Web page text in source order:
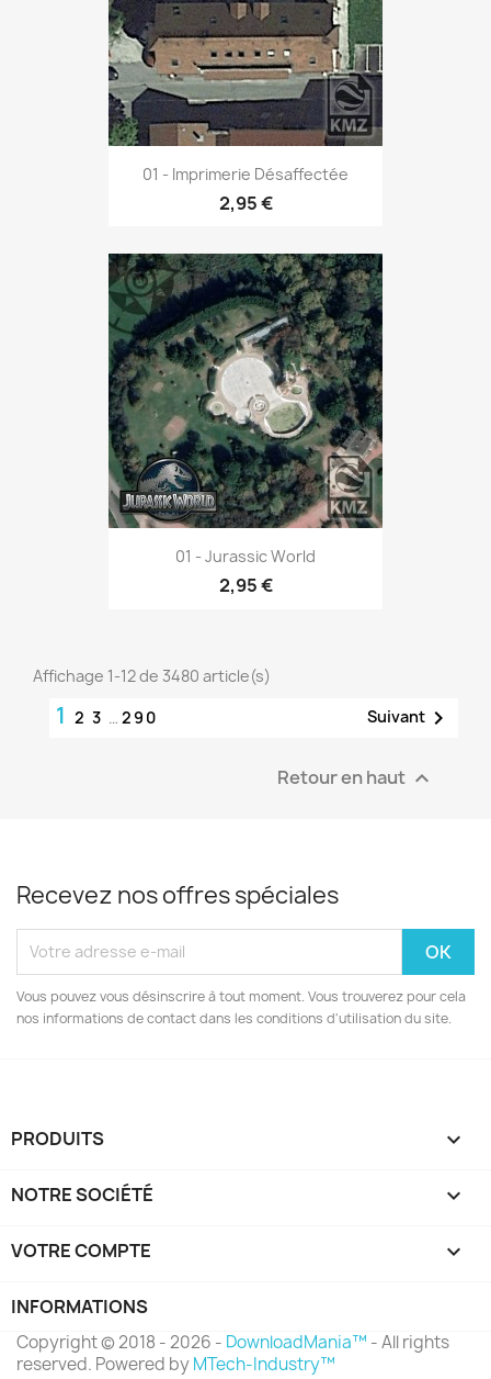
01 - Imprimerie Désaffectée
2,95 €
01 - Jurassic World
2,95 €
Affichage 1-12 de 3480 article(s)
1 2 3 … 290 Suivant 
Retour en haut 
Recevez nos offres spéciales
Vous pouvez vous désinscrire à tout moment. Vous trouverez pour cela
nos informations de contact dans les conditions d'utilisation du site.
PRODUITS 
NOTRE SOCIÉTÉ 
VOTRE COMPTE 
INFORMATIONS
Copyright © 2018 - 2026 - DownloadMania™ - All rights
reserved. Powered byMTech-Industry™